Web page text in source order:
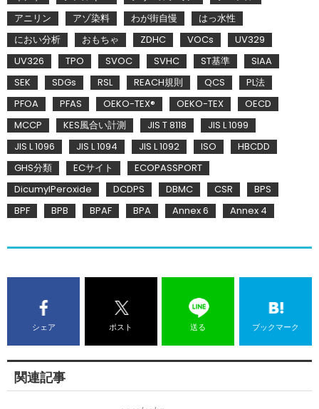
アニリン
アゾ染料 わが街自慢
はっ水性
におい分析
おもちゃ ZDHC VOCs
UV329
UV326
TPO SVOC SVHC ST基準
SIAA
SEK
SDGs RSL REACH規則 QCS
PL法
PFOA
PFAS OEKO-TEX® OEKO-TEX
OECD
MCCP
KES風合い計測 JIS T 8118
JIS L 1099
JIS L 1096
JIS L 1094 JIS L 1092 ISO
HBCDD
GHS分類
ECサイト
ECOPASSPORT
DicumylPeroxide
DCDPS DBMC CSR
BPS
BPF
BPB BPAF BPA Annex 6 Annex 4
シェア ポスト 送る ブックマーク
関連記事